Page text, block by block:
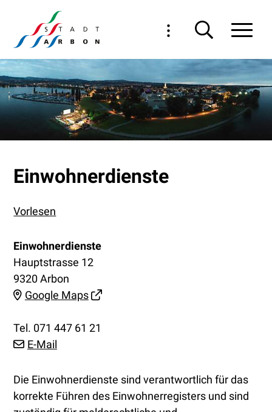
Navigieren in Arbon
Schnellnavigation
Einwohnerdienste
Vorlesen
Adresse
Einwohnerdienste
Hauptstrasse 12
9320 Arbon
Google Maps
Tel. 071 447 61 21
E-Mail
Beschreibung Einwohnerdienste
Die Einwohnerdienste sind verantwortlich für das
korrekte Führen des Einwohnerregisters und sind